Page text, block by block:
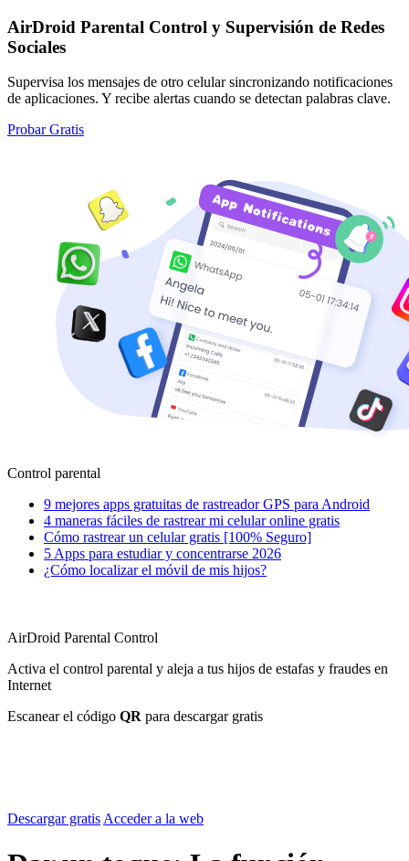
AirDroid Parental Control y Supervisión de Redes
Sociales
Supervisa los mensajes de otro celular sincronizando notificaciones
de aplicaciones. Y recibe alertas cuando se detectan palabras clave.
Probar Gratis
Control parental
9 mejores apps gratuitas de rastreador GPS para Android
4 maneras fáciles de rastrear mi celular online gratis
Cómo rastrear un celular gratis [100% Seguro]
5 Apps para estudiar y concentrarse 2026
¿Cómo localizar el móvil de mis hijos?
AirDroid Parental Control
Activa el control parental y aleja a tus hijos de estafas y fraudes en
Internet
Escanear el código QR para descargar gratis
Descargar gratisAcceder a la web